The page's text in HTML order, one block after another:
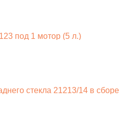
под 1 мотор (5 л.)
стекла 21213/14 в сборе